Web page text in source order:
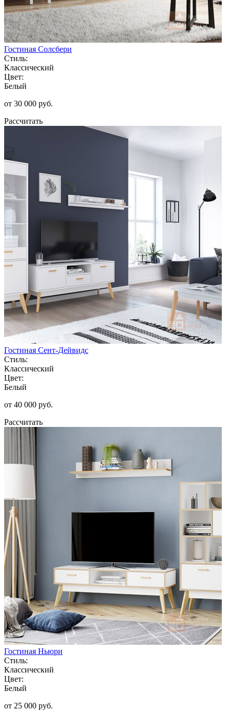
Гостиная Солсбери
Стиль:
Классический
Цвет:
Белый
от 30 000 руб.
Рассчитать
Гостиная Сент-Дейвидс
Стиль:
Классический
Цвет:
Белый
от 40 000 руб.
Рассчитать
Гостиная Ньюри
Стиль:
Классический
Цвет:
Белый
от 25 000 руб.